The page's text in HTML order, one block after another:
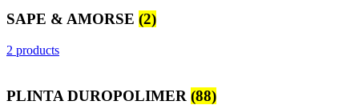
SAPE & AMORSE (2)
2 products
PLINTA DUROPOLIMER (88)